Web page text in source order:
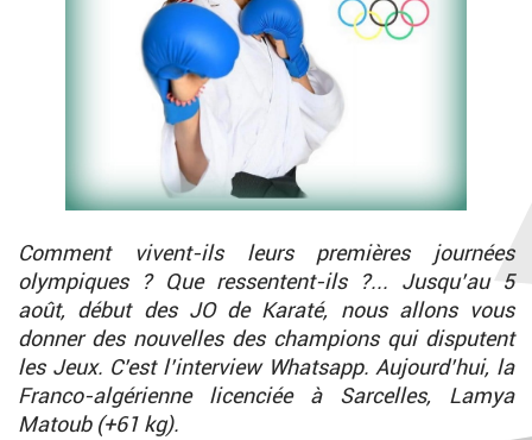
Comment vivent-ils leurs premières journées
olympiques ? Que ressentent-ils ?... Jusqu’au 5
août, début des JO de Karaté, nous allons vous
donner des nouvelles des champions qui disputent
les Jeux. C’est l’interview Whatsapp. Aujourd’hui, la
Franco-algérienne licenciée à Sarcelles, Lamya
Matoub (+61 kg).